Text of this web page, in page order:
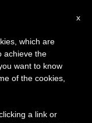
هدية من
x
which are
achieve the
want to know
of the cookies,
a link or